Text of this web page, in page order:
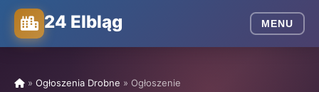
24 Elbląg MENU
» Ogłoszenia Drobne » Ogłoszenie